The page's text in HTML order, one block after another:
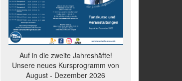
Auf in die zweite Jahreshäfte!
Unsere neues Kursprogramm von
August - Dezember 2026